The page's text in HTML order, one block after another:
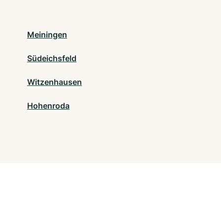
Meiningen
Südeichsfeld
Witzenhausen
Hohenroda